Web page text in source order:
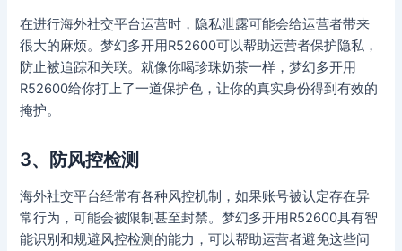
在进行海外社交平台运营时，隐私泄露可能会给运营者带来
很大的麻烦。梦幻多开用R52600可以帮助运营者保护隐私，
防止被追踪和关联。就像你喝珍珠奶茶一样，梦幻多开用
R52600给你打上了一道保护色，让你的真实身份得到有效的
掩护。
3、防风控检测
海外社交平台经常有各种风控机制，如果账号被认定存在异
常行为，可能会被限制甚至封禁。梦幻多开用R52600具有智
能识别和规避风控检测的能力，可以帮助运营者避免这些问